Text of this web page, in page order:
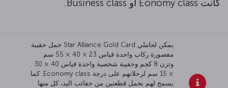
كانت Eonomy class أو Business class.
يمكن لحاملي Star Alliance Gold Card حمل حقيبة
مقصورة ركاب واحدة قياس 23 × 40 × 55 سم
وتزن 8 كجم وحقيبة شخصية واحدة قياس 40 × 30
× 15 سم لرحلاتهم على درجة Economy class. كما
يسمح لهم بحمل قطعتين من حقائب اليد، كل منها